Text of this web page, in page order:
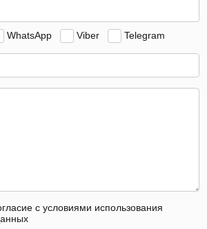
WhatsApp Viber Telegram
с условиями использования